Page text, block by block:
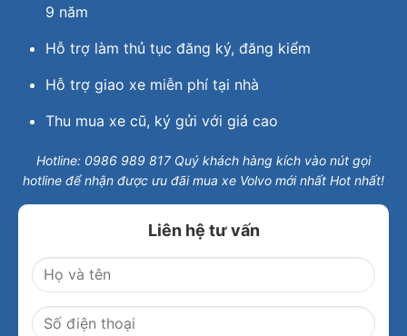
9 năm
Hỗ trợ làm thủ tục đăng ký, đăng kiểm
Hỗ trợ giao xe miễn phí tại nhà
Thu mua xe cũ, ký gửi với giá cao
Hotline: 0986 989 817 Quý khách hàng kích vào nút gọi
hotline để nhận được ưu đãi mua xe Volvo mới nhất Hot nhất!
Liên hệ tư vấn